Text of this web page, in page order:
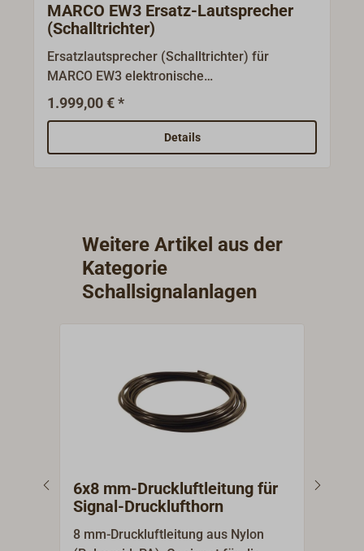
MARCO EW3 Ersatz-Lautsprecher
(Schalltrichter)
Ersatzlautsprecher (Schalltrichter) für
MARCO EW3 elektronische
Schallsignalanlage. Zugelassen für IMO Class
III (Schiffe 20 bis 75 m), mit EU- und BSH-
Zulassung.Zur Montage im Mast.Auch als
Druckkammerlautsprecher für
1.999,00 € *
Details
Weitere Artikel aus der
Kategorie
Schallsignalanlagen
6x8 mm-Druckluftleitung für
Signal-Drucklufthorn
8 mm-Druckluftleitung aus Nylon